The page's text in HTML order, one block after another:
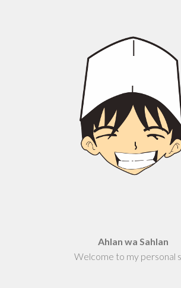
Ahlan wa Sahlan
Welcome to my personal